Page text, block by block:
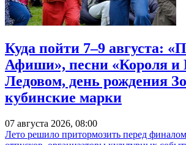
Куда пойти 7–9 августа:
Афиши», песни «Короля и
Ледовом, день рождения
кубинские марки
07 августа 2026, 08:00
Лето решило притормозить перед